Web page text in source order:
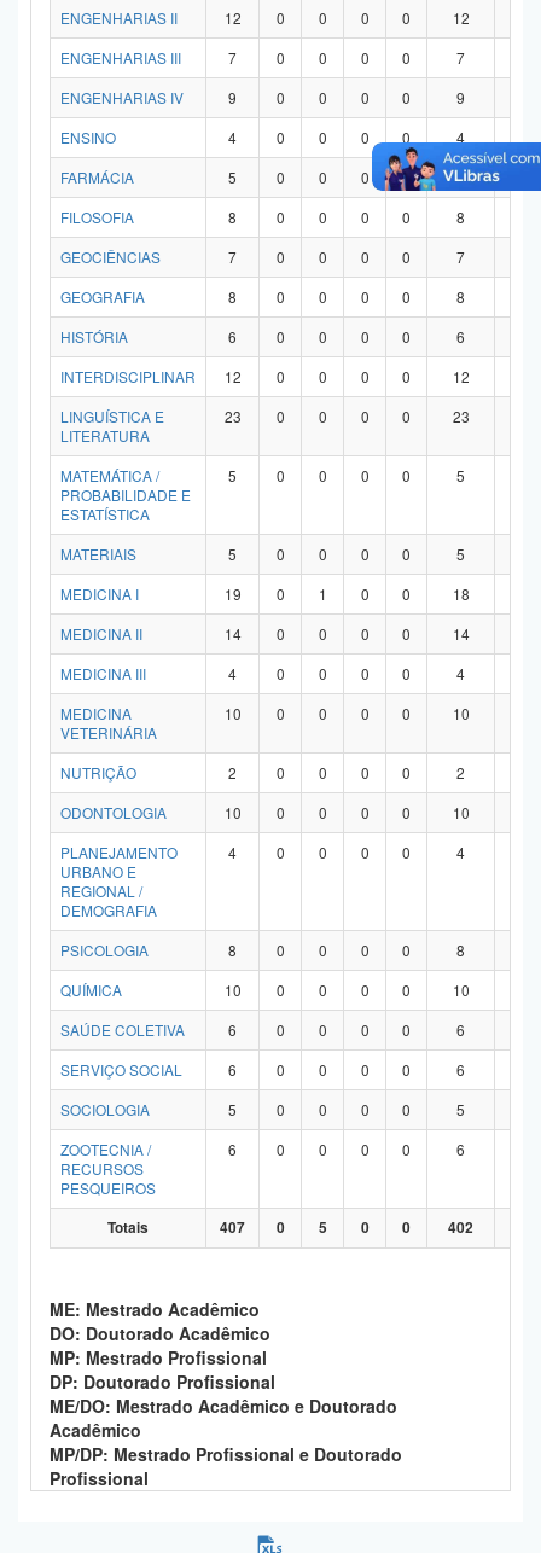
ENGENHARIAS II
12 0 0 0 0 12
ENGENHARIAS III
7 0 0 0 0 7
ENGENHARIAS IV
9 0 0 0 0 9
ENSINO
4 0 0 0 0 4
FARMÁCIA
5 0 0 0 0 5
FILOSOFIA
8 0 0 0 0 8
GEOCIÊNCIAS
7 0 0 0 0 7
GEOGRAFIA
8 0 0 0 0 8
HISTÓRIA
6 0 0 0 0 6
INTERDISCIPLINAR
12 0 0 0 0 12
LINGUÍSTICA E
LITERATURA
23 0 0 0 0 23
MATEMÁTICA /
PROBABILIDADE E
ESTATÍSTICA
5 0 0 0 0 5
MATERIAIS 5 0 0 0 0 5
MEDICINA I
19 0 1 0 0 18
MEDICINA II
14 0 0 0 0 14
MEDICINA III
4 0 0 0 0 4
MEDICINA
VETERINÁRIA
10 0 0 0 0 10
NUTRIÇÃO 2 0 0 0 0 2
ODONTOLOGIA
10 0 0 0 0 10
PLANEJAMENTO
URBANO E
REGIONAL /
DEMOGRAFIA
4 0 0 0 0 4
PSICOLOGIA 8 0 0 0 0 8
QUÍMICA
10 0 0 0 0 10
SAÚDE COLETIVA
6 0 0 0 0 6
SERVIÇO SOCIAL
6 0 0 0 0 6
SOCIOLOGIA
5 0 0 0 0 5
ZOOTECNIA /
RECURSOS
PESQUEIROS
6 0 0 0 0 6
Totais 407 0 5 0 0 402
ME: Mestrado Acadêmico
DO: Doutorado Acadêmico
MP: Mestrado Profissional
DP: Doutorado Profissional
ME/DO: Mestrado Acadêmico e Doutorado
Acadêmico
MP/DP: Mestrado Profissional e Doutorado
Profissional